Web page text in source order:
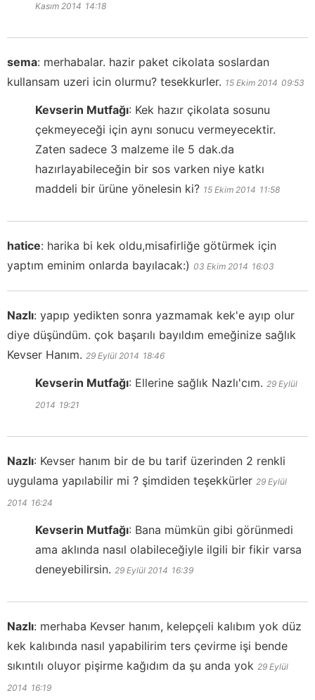
Kasım 2014 14:18
sema: merhabalar. hazir paket cikolata soslardan
kullansam uzeri icin olurmu? tesekkurler. 15 Ekim 2014 09:53
Kevserin Mutfağı: Kek hazır çikolata sosunu
çekmeyeceği için aynı sonucu vermeyecektir.
Zaten sadece 3 malzeme ile 5 dak.da
hazırlayabileceğin bir sos varken niye katkı
maddeli bir ürüne yönelesin ki? 15 Ekim 2014 11:58
hatice: harika bi kek oldu,misafirliğe götürmek için
yaptım eminim onlarda bayılacak:) 03 Ekim 2014 16:03
Nazlı: yapıp yedikten sonra yazmamak kek'e ayıp olur
diye düşündüm. çok başarılı bayıldım emeğinize sağlık
Kevser Hanım. 29 Eylül 2014 18:46
Kevserin Mutfağı: Ellerine sağlık Nazlı'cım. 29 Eylül
2014 19:21
Nazlı: Kevser hanım bir de bu tarif üzerinden 2 renkli
uygulama yapılabilir mi ? şimdiden teşekkürler 29 Eylül
2014 16:24
Kevserin Mutfağı: Bana mümkün gibi görünmedi
ama aklında nasıl olabileceğiyle ilgili bir fikir varsa
deneyebilirsin. 29 Eylül 2014 16:39
Nazlı: merhaba Kevser hanım, kelepçeli kalıbım yok düz
kek kalıbında nasıl yapabilirim ters çevirme işi bende
sıkıntılı oluyor pişirme kağıdım da şu anda yok 29 Eylül
2014 16:19